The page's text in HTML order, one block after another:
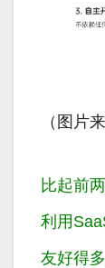
（图片
比起前
利用
友好得